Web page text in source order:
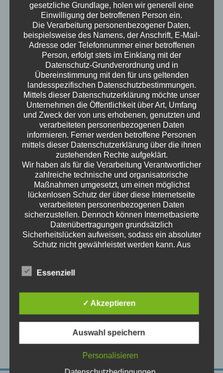
Referenzen(25)
SecureDrive(2)
SpamProtection(2)
Support(1)
Uncategorized(11)
Virenschutz(3)
WebHosting(3)
POPULAR RECENT TAGS
HappyClientSay’s
- Henry Brodie
Lorem Ipsum passage, and going
through the cites of the word here
classical literature passage discovere
words.
SiteArchives
gesetzliche Grundlage, holen wir generell eine
Einwilligung der betroffenen Person ein.
Die Verarbeitung personenbezogener Daten,
beispielsweise des Namens, der Anschrift, E-Mail-
Adresse oder Telefonnummer einer betroffenen
Person, erfolgt stets im Einklang mit der
Datenschutz-Grundverordnung und in
Übereinstimmung mit den für uns geltenden
landesspezifischen Datenschutzbestimmungen.
Mittels dieser Datenschutzerklärung möchte unser
Unternehmen die Öffentlichkeit über Art, Umfang
und Zweck der von uns erhobenen, genutzten und
verarbeiteten personenbezogenen Daten
informieren. Ferner werden betroffene Personen
mittels dieser Datenschutzerklärung über die ihnen
zustehenden Rechte aufgeklärt.
Wir haben als für die Verarbeitung Verantwortlicher
zahlreiche technische und organisatorische
Maßnahmen umgesetzt, um einen möglichst
lückenlosen Schutz der über diese Internetseite
verarbeiteten personenbezogenen Daten
sicherzustellen. Dennoch können Internetbasierte
Datenübertragungen grundsätzlich
Sicherheitslücken aufweisen, sodass ein absoluter
Schutz nicht gewährleistet werden kann. Aus
alternativen Wegen, beispielsweise telefonisch, an
Begriffsbestimmungen
Die Datenschutzerklärung beruht auf den
Begrifflichkeiten, die durch den Europäischen
Richtlinien- und Verordnungsgeber beim Erlass
der Datenschutz-Grundverordnung (DS-GVO)
verwendet wurden. Unsere Datenschutzerklärung
Essenziell
✓ Akzeptieren
Auswahl speichern
Personalisieren